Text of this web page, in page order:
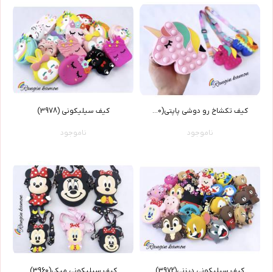
کیف تکشاخ رو دوشی پاپتی(3980)
ناموجود
کیف سیلیکونی (3978)
ناموجود